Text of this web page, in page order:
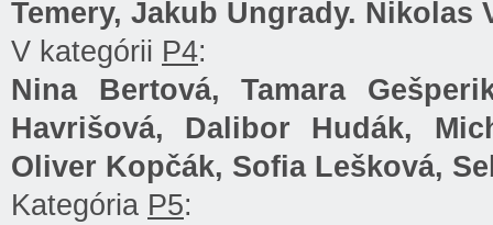
Temery, Jakub Ungrady. Nikolas
V kategórii P4:
Nina Bertová, Tamara
Havrišová, Dalibor Hudák,
Oliver Kopčák, Sofia Lešková,
Kategória P5: